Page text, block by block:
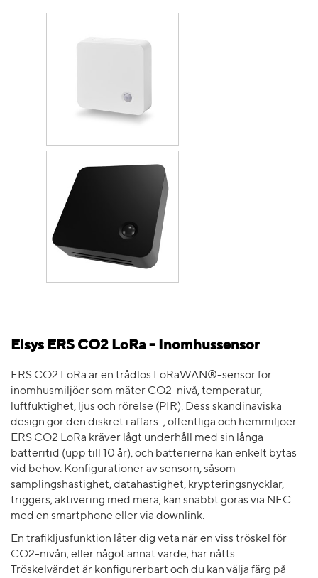
Elsys ERS CO2 LoRa - Inomhussensor
ERS CO2 LoRa är en trådlös LoRaWAN®-sensor för
inomhusmiljöer som mäter CO2-nivå, temperatur,
luftfuktighet, ljus och rörelse (PIR). Dess skandinaviska
design gör den diskret i affärs-, offentliga och hemmiljöer.
ERS CO2 LoRa kräver lågt underhåll med sin långa
batteritid (upp till 10 år), och batterierna kan enkelt bytas
vid behov. Konfigurationer av sensorn, såsom
samplingshastighet, datahastighet, krypteringsnycklar,
triggers, aktivering med mera, kan snabbt göras via NFC
med en smartphone eller via downlink.
En trafikljusfunktion låter dig veta när en viss tröskel för
CO2-nivån, eller något annat värde, har nåtts.
Tröskelvärdet är konfigurerbart och du kan välja färg på